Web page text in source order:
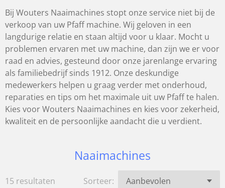
Bij Wouters Naaimachines stopt onze service niet bij de
verkoop van uw Pfaff machine. Wij geloven in een
langdurige relatie en staan altijd voor u klaar. Mocht u
problemen ervaren met uw machine, dan zijn we er voor
raad en advies, gesteund door onze jarenlange ervaring
als familiebedrijf sinds 1912. Onze deskundige
medewerkers helpen u graag verder met onderhoud,
reparaties en tips om het maximale uit uw Pfaff te halen.
Kies voor Wouters Naaimachines en kies voor zekerheid,
kwaliteit en de persoonlijke aandacht die u verdient.
Naaimachines
15 resultaten Sorteer: